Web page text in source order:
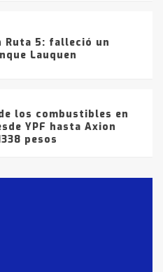
Ruta 5: falleció un
Lauquen
los combustibles en
YPF hasta Axion
pesos